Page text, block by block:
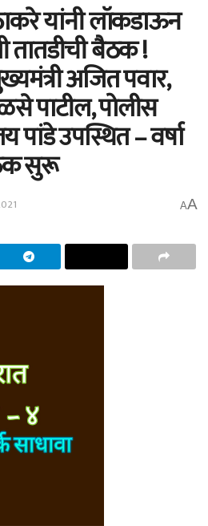
यांनी लॉकडाऊन
तातडीची बैठक !
अजित पवार,
पाटील, पोलीस
उपस्थित – वर्षा
सुरू
AA